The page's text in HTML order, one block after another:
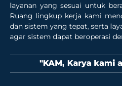
layanan yang sesuai untuk
Ruang lingkup kerja kami
dan sistem yang tepat, serta
agar sistem dapat beroperasi
"KAM, Karya kami